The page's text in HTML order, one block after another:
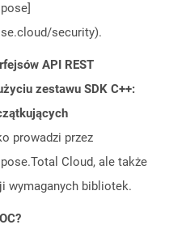
security).
API REST
zestawu SDK C++:
prowadzi przez
Cloud, ale także
wymaganych bibliotek.